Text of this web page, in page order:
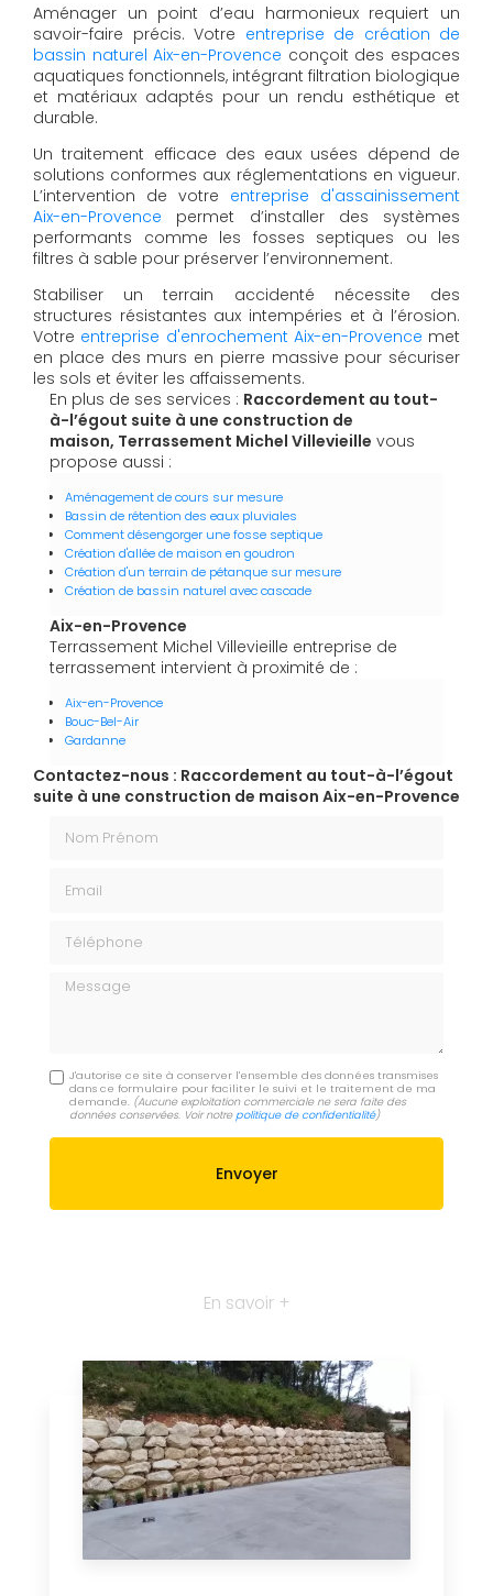
Aménager un point d’eau harmonieux requiert un
savoir-faire précis. Votre entreprise de création de
bassin naturel Aix-en-Provence conçoit des espaces
aquatiques fonctionnels, intégrant filtration biologique
et matériaux adaptés pour un rendu esthétique et
durable.
Un traitement efficace des eaux usées dépend de
solutions conformes aux réglementations en vigueur.
L’intervention de votre entreprise d'assainissement
Aix-en-Provence permet d’installer des systèmes
performants comme les fosses septiques ou les
filtres à sable pour préserver l’environnement.
Stabiliser un terrain accidenté nécessite des
structures résistantes aux intempéries et à l’érosion.
Votre entreprise d'enrochement Aix-en-Provence met
en place des murs en pierre massive pour sécuriser
les sols et éviter les affaissements.
En plus de ses services : Raccordement au tout-
à-l’égout suite à une construction de
maison, Terrassement Michel Villevieille vous
propose aussi :
Aménagement de cours sur mesure
Bassin de rétention des eaux pluviales
Comment désengorger une fosse septique
Création d'allée de maison en goudron
Création d'un terrain de pétanque sur mesure
Création de bassin naturel avec cascade
Aix-en-Provence
Terrassement Michel Villevieille entreprise de
terrassement intervient à proximité de :
Aix-en-Provence
Bouc-Bel-Air
Gardanne
Contactez-nous : Raccordement au tout-à-l’égout
suite à une construction de maison Aix-en-Provence
Message
J'autorise ce site à conserver l'ensemble des données transmises
dans ce formulaire pour faciliter le suivi et le traitement de ma
demande. (Aucune exploitation commerciale ne sera faite des
données conservées. Voir notrepolitique de confidentialité)
En savoir +